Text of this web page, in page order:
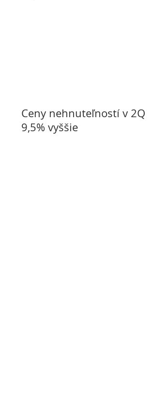
Ceny nehnuteľností v 2Q o
9,5% vyššie